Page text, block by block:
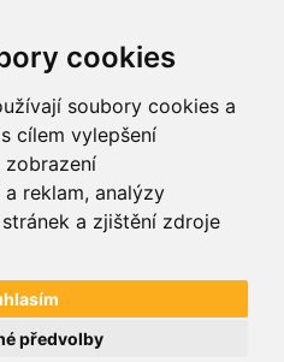
cookies
soubory cookies a
cílem vylepšení
zobrazení
reklam, analýzy
a zjištění zdroje
předvolby